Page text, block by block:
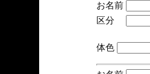
お名前
区分
(
体色